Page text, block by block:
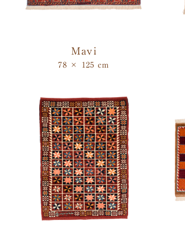
Mavi
78 × 125 cm